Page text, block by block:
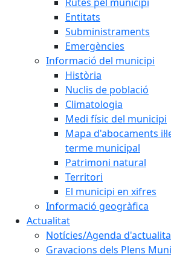
Entitats
Subministraments
Emergències
Informació del municipi
Història
Nuclis de població
Climatologia
Medi físic del municipi
Mapa d'abocaments
terme municipal
Patrimoni natural
Territori
El municipi en xifres
Informació geogràfica
Actualitat
Notícies/Agenda
Gravacions dels Plens